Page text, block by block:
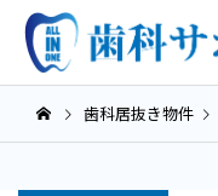
歯科居抜き物件